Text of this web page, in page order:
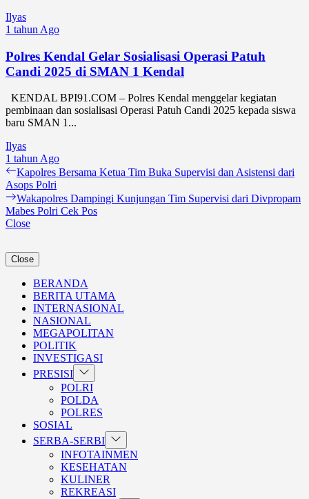
Ilyas
1 tahun Ago
Polres Kendal Gelar Sosialisasi Operasi Patuh
Candi 2025 di SMAN 1 Kendal
KENDAL BPI91.COM – Polres Kendal menggelar kegiatan
pembinaan dan sosialisasi Operasi Patuh Candi 2025 kepada siswa
baru SMAN 1...
Ilyas
1 tahun Ago
Navigasi
pos
Previous
post:
Kapolres Bersama Ketua Tim Buka Supervisi dan Asistensi dari
Asops Polri
Next
post:
Wakapolres Dampingi Kunjungan Tim Supervisi dari Divpropam
Mabes Polri Cek Pos
Close
Close
BERANDA
BERITA UTAMA
INTERNASIONAL
NASIONAL
MEGAPOLITAN
POLITIK
INVESTIGASI
PRESISI Show
sub
menu
POLRI
POLDA
POLRES
SOSIAL
SERBA-SERBI Show
sub
menu
INFOTAINMEN
KESEHATAN
KULINER
REKREASI